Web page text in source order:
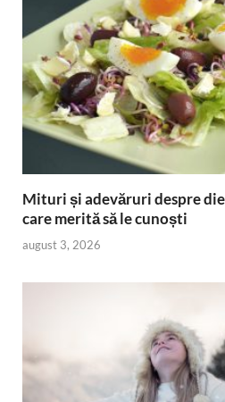
Mituri și adevăruri despre
care merită să le cunoști
august 3, 2026